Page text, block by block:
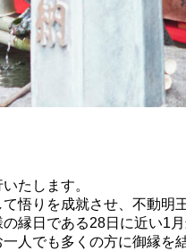
たします。
悟りを成就させ、不動明
縁日である28日に近い1
人でも多くの方に御縁を